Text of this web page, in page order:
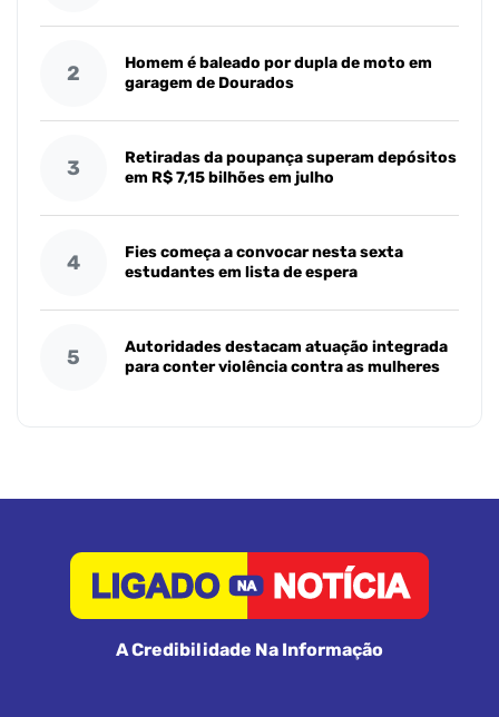
2
Homem é baleado por dupla de moto em
garagem de Dourados
3
Retiradas da poupança superam depósitos
em R$ 7,15 bilhões em julho
4
Fies começa a convocar nesta sexta
estudantes em lista de espera
5
Autoridades destacam atuação integrada
para conter violência contra as mulheres
A Credibilidade Na Informação